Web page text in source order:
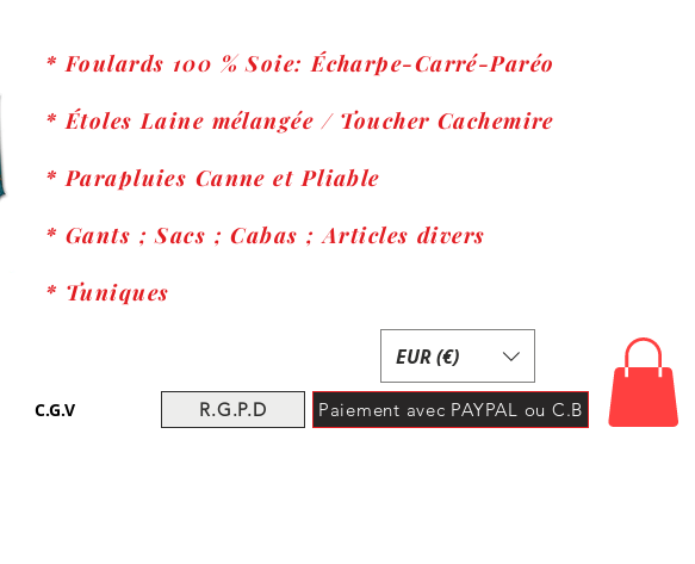
* Foulards 100 % Soie: Écharpe-Carré-Paréo
* Étoles Laine mélangée / Toucher Cachemire
* Parapluies Canne et Pliable
* Gants ; Sacs ; Cabas ; Articles divers
* Tuniques
EUR (€)
C.G.V R.G.P.D Paiement avec PAYPAL ou C.B